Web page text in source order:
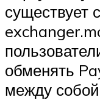
существует
обменять
между